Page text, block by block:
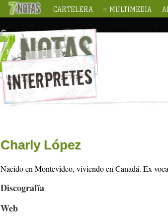
CARTELERA MULTIMEDIA
Charly López
Nacido en Montevideo, viviendo en Canadá. Ex
Discografía
Web